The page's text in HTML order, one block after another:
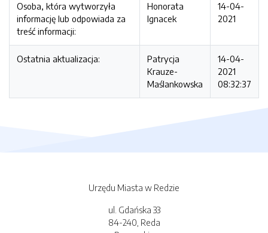
Osoba, która wytworzyła
informację lub odpowiada za
treść informacji:
Honorata
Ignacek
14-04-
2021
Ostatnia aktualizacja:
Patrycja
Krauze-
Maślankowska
14-04-
2021
08:32:37
Urzędu Miasta w Redzie
ul. Gdańska 33
84-240, Reda